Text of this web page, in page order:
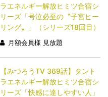
ラエネルギー解放ヒミツ合宿シ
リーズ「号泣必至の〝子宮ヒー
リング〟」（シリーズ18回目）
月額会員様 見放題
【みつろうTV 369話】タント
ラエネルギー解放ヒミツ合宿シ
リーズ「快感に達しやすい人」